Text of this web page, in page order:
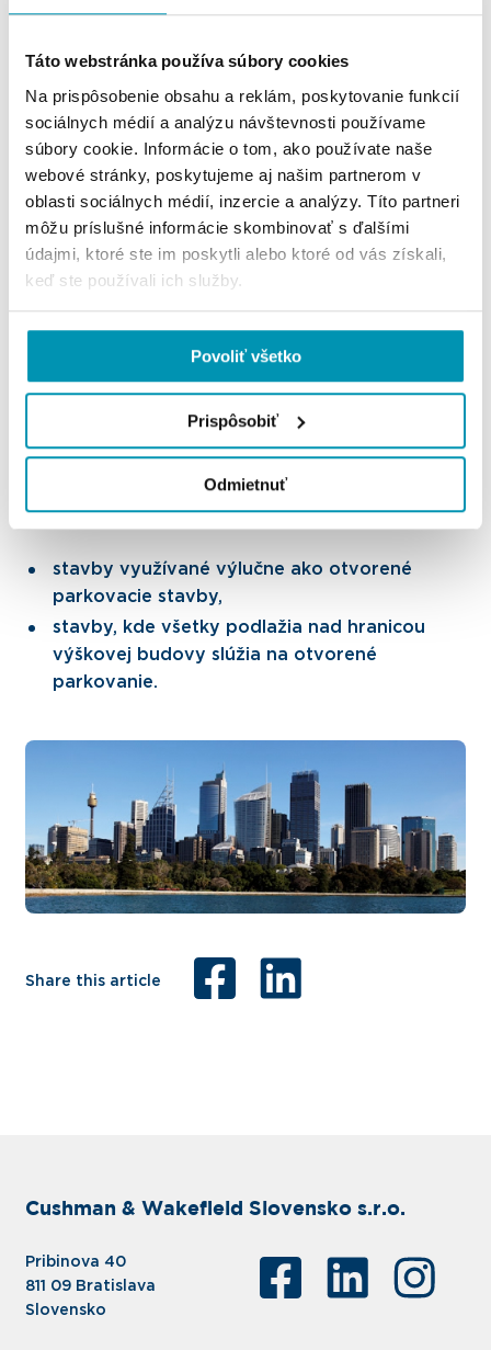
Táto webstránka používa súbory cookies
Na prispôsobenie obsahu a reklám, poskytovanie funkcií
sociálnych médií a analýzu návštevnosti používame
súbory cookie. Informácie o tom, ako používate naše
webové stránky, poskytujeme aj našim partnerom v
oblasti sociálnych médií, inzercie a analýzy. Títo partneri
môžu príslušné informácie skombinovať s ďalšími
údajmi, ktoré ste im poskytli alebo ktoré od vás získali,
keď ste používali ich služby.
Povoliť všetko
Prispôsobiť
Odmietnuť
varenie a kúpeľňu a môže byť známa ako byt,
rezidencia, nájomný dom alebo kondominium.
Budovy so zmiešaným využitím
Budova so zmiešaným využitím môže obsahovať
kancelárie, byty, rezidencie a hotelové izby v
oddelených častiach tej istej budovy.
Okrem toho existujú dva typy konštrukcií bežne
spojených s budovami, ktoré sú technicky
klasifikované ako výškové budovy, ale zvyčajne sa od
nich nevyžaduje, aby vyhovovali zákonom, predpisom
a normám o výškových budovách. Týmito stavbami
stavby využívané výlučne ako otvorené
parkovacie stavby,
stavby, kde všetky podlažia nad hranicou
výškovej budovy slúžia na otvorené
parkovanie.
Share this article
Cushman & Wakefield Slovensko s.r.o.
Pribinova 40
811 09 Bratislava
Slovensko